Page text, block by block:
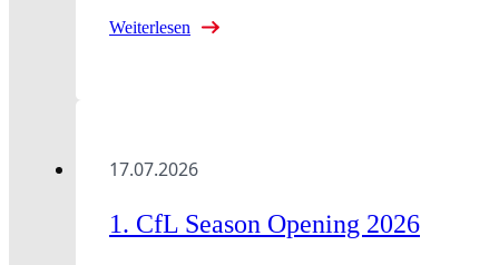
Weiterlesen
17.07.2026
1. CfL Season Opening 2026